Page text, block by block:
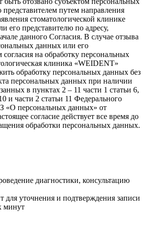
путем направления
стоматологической клинике
его представителю по адресу,
данного Согласия. В случае отзыва
данных или его
согласия на обработку персональных
клиника «WEIDENT»
обработку персональных данных без
персональных данных при наличии
в пунктах 2 – 11 части 1 статьи 6,
и части 2 статьи 11 Федерального
«О персональных данных» от
согласие действует все время до
обработки персональных данных.
диагностики, консультацию
для уточнения и подтверждения записи
минут